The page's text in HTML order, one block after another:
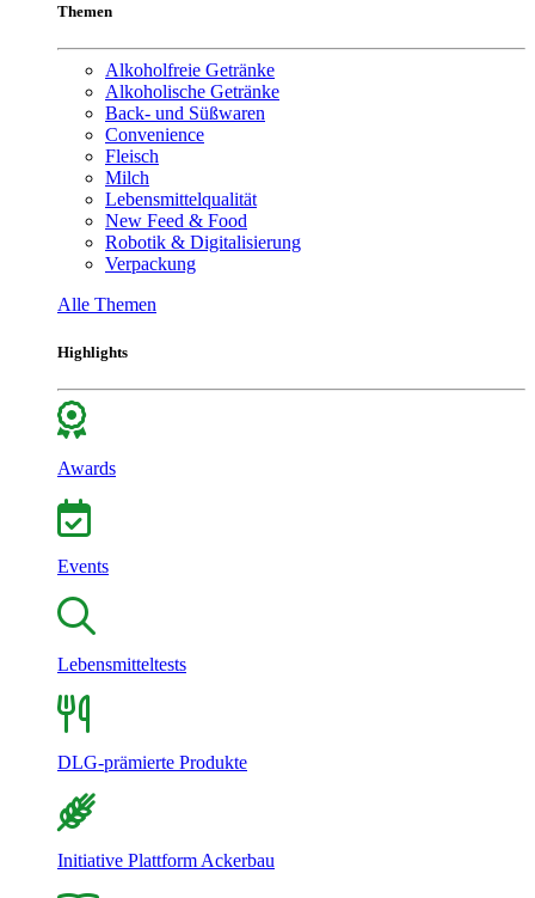
Themen
Alkoholfreie Getränke
Alkoholische Getränke
Back- und Süßwaren
Convenience
Fleisch
Milch
Lebensmittelqualität
New Feed & Food
Robotik & Digitalisierung
Verpackung
Alle Themen
Highlights
Awards
Events
Lebensmitteltests
DLG-prämierte Produkte
Initiative Plattform Ackerbau